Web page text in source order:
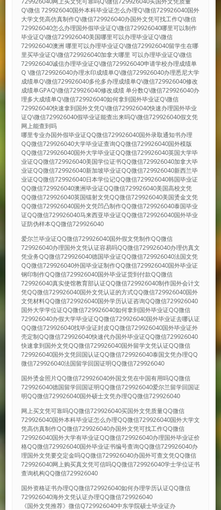
Q\微信 729926040国外本科毕业证怎么办理Q\微信729926040国外
大学文凭高仿真制作Q\微信729926040办国外文凭可找工作Q\微信
729926040怎么办理国外假毕业证Q\微信729926040哪里可以制作
毕业证Q\微信729926040美国哪里可以办理毕业证Q\微信
729926040澳洲 哪里可以办理毕业证Q\微信729926040留学生在哪
里买毕业证Q\微信729926040加拿大哪里 可以办理毕业证Q\微信
729926040诚信办理毕业证Q\微信729926040申请学校办理成绩单
Q \微信729926040办理水印成绩单Q\微信729926040办理悉尼大学
成绩单Q\微信729926040多伦多办理成绩单Q\微信729926040修改
成绩单GPAQ\微信729926040修改成绩 单分数Q\微信729926040办
理多大成绩单Q\微信729926040如何拿到国外毕业证Q\微信
729926040快速拿到国外文凭Q\微信729926040快速办理国外毕业
证Q\微信729926040假毕业证能查出来吗Q\微信729926040假文凭
网上能查到吗
哪里专业办国外假毕业证QQ微信729926040国外录取通知书办理
QQ微信729926040大学毕业证查询QQ微信729926040国外模版
QQ微信729926040国外大学毕业证QQ微信729926040英国大学毕
业证QQ微信729926040美国学位证书QQ微信729926040加拿大毕
业证QQ微信729926040新加坡毕业证QQ微信729926040新西兰毕
业证QQ微信729926040日本学位记QQ微信729926040韩国毕业证
QQ微信729926040澳洲毕业证QQ微信729926040美国高校文凭
QQ微信729926040英国镭射文凭QQ微信729926040美国烫金文凭
QQ微信729926040国外文凭凹凸制作QQ微信729926040泰国毕业
证QQ微信729926040马来西亚毕业证QQ微信729926040国外毕业
证防伪样本QQ微信729926040
爱尔兰毕业证QQ微信729926040国外假文凭制作QQ微信
729926040办理国外文凭认证容易吗QQ微信729926040办理仿真文
凭业务QQ微信729926040德国毕业证QQ微信729926040法国文凭
QQ微信729926040外国毕业证制作QQ微信729926040国外毕业证
钢印制作QQ微信729926040国外毕业证货到付款QQ微信
729926040真实使馆教育部认证QQ微信729926040制作国外会计文
凭QQ微信729926040国外文凭认证的方式QQ微信729926040国外
文凭材料QQ微信729926040国外学历认证咨询QQ微信729926040
国外大学学位证QQ微信729926040如何拿到国外毕业证QQ微信
729926040办假大学毕业证QQ微信729926040国外毕业证去哪认证
QQ微信729926040找毕业证封皮QQ微信729926040国外毕业证外
壳定制QQ微信729926040快速代办国外毕业证QQ微信729926040
快速拿到国外文凭QQ微信729926040国外留学文凭认证QQ微信
729926040国外文凭回国认证QQ微信729926040泰国文凭办理QQ
微信729926040法国留学回国证明QQ微信729926040
国外烫金照片QQ微信729926040外国文凭在中国有用吗QQ微信
729926040德国留学回国证明QQ微信729926040爱尔兰留学回国证
明QQ微信729926040国外硕士文凭办理QQ微信729926040
网上买文凭可靠吗QQ微信729926040买国外文凭质量QQ微信
729926040国外本科毕业证怎么办理QQ微信729926040国外大学文
凭高仿真制作QQ微信729926040办国外文凭可找工作QQ微信
729926040国外大学有毕业证QQ微信729926040办理国外毕业证价
格QQ微信729926040国外毕业证书编号查询QQ微信729926040办
理国外文凭要交定金吗QQ微信729926040办国外可查文凭QQ微信
729926040网上购买真文凭可信吗QQ微信729926040学士学位证书
查询机构QQ微信729926040
国外资格证书办理QQ微信729926040如何办理学历认证QQ微信
729926040海外文凭认证办理QQ微信729926040
《国外文凭推荐》微信Q729926040中东学院硕士毕业证办